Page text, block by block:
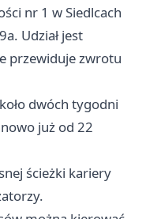
nr 1 w Siedlcach
Udział jest
przewiduje zwrotu
dwóch tygodni
już od 22
ścieżki kariery